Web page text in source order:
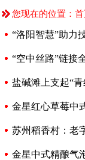
您现在的位置：
“洛阳智慧”助力
“空中丝路”链接
盐碱滩上支起“青
金星红心草莓中
苏州稻香村：老
金星中式精酿气